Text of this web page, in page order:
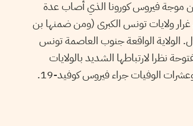
موجة فيروس كورونا الذي أصاب عدة
ولايات تونس الكبرى (ومن ضمنها بن
الولاية الواقعة جنوب العاصمة تونس
نظرا لارتباطها الشديد بالولايات
الوفيات جراء فيروس كوفيد-19.